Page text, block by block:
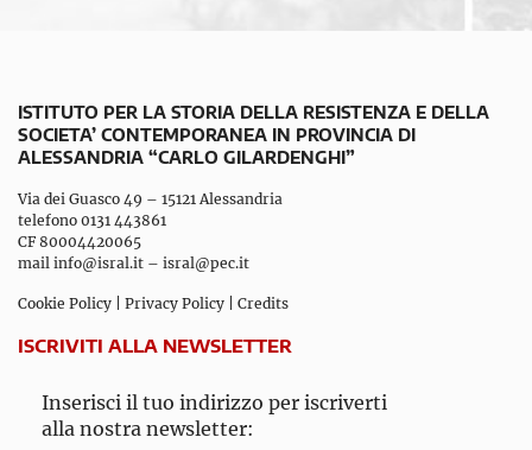
ISTITUTO PER LA STORIA DELLA RESISTENZA E DELLA
SOCIETA’ CONTEMPORANEA IN PROVINCIA DI
ALESSANDRIA “CARLO GILARDENGHI”
Via dei Guasco 49 – 15121 Alessandria
telefono 0131 443861
CF 80004420065
mail info@isral.it – isral@pec.it
Cookie Policy Privacy Policy Credits
ISCRIVITI ALLA NEWSLETTER
Inserisci il tuo indirizzo per iscriverti
alla nostra newsletter: